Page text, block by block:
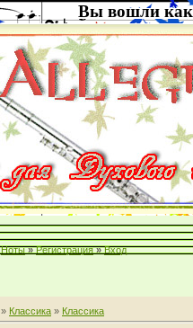
Вы вошли как
Ноты » Регистрация » Вход
» Классика » Классика